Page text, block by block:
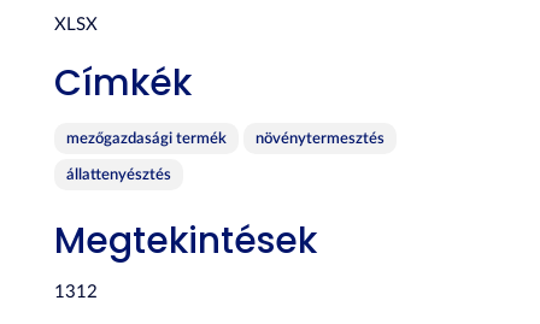
XLSX
Címkék
mezőgazdasági termék növénytermesztés
állattenyésztés
Megtekintések
1312